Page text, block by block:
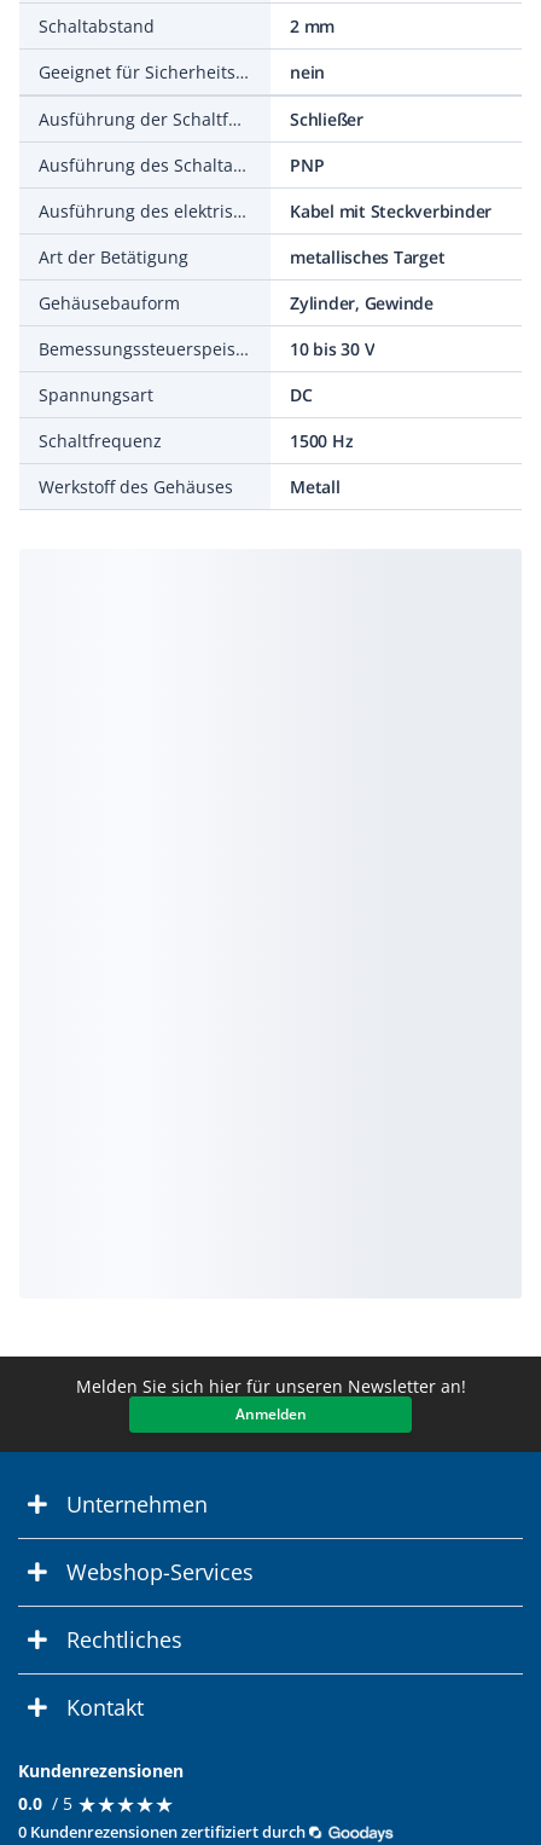
Schaltabstand
2 mm
Geeignet für Sicherheitsfunktionen
nein
Ausführung der Schaltfunktion
Schließer
Ausführung des Schaltausgangs
PNP
Ausführung des elektrischen Anschlusses
Kabel mit Steckverbinder
Art der Betätigung
metallisches Target
Gehäusebauform
Zylinder, Gewinde
Bemessungssteuerspeisespannung DC
10 bis 30 V
Spannungsart
DC
Schaltfrequenz
1500 Hz
Werkstoff des Gehäuses
Metall
Melden Sie sich hier für unseren Newsletter an!
Anmelden
Unternehmen
Webshop-Services
Rechtliches
Kontakt
Kundenrezensionen
0.0 / 5 ★★★★★
★★★★★
0 Kundenrezensionen zertifiziert durch